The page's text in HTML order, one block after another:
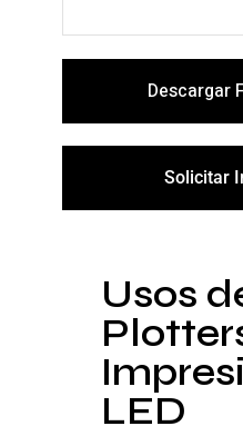
Descargar
Solicitar
Usos
LED